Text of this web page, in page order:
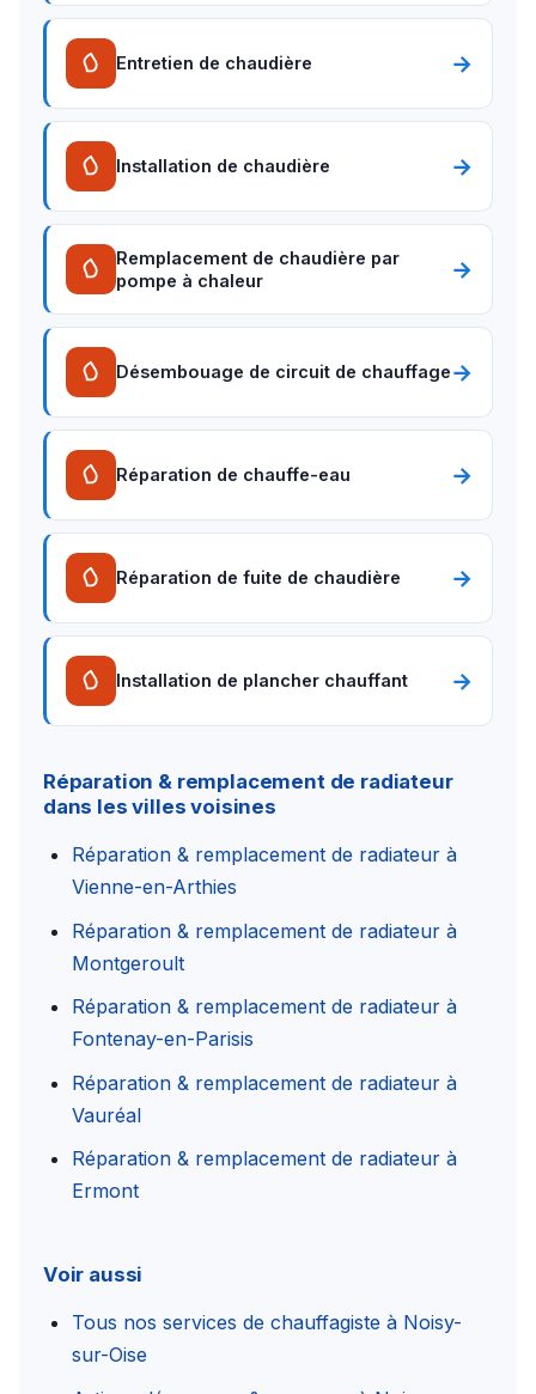
Entretien de chaudière →
Installation de chaudière →
Remplacement de chaudière par
pompe à chaleur
→
Désembouage de circuit de chauffage→
Réparation de chauffe-eau →
Réparation de fuite de chaudière →
Installation de plancher chauffant →
Réparation & remplacement de radiateur
dans les villes voisines
Réparation & remplacement de radiateur à
Vienne-en-Arthies
Réparation & remplacement de radiateur à
Montgeroult
Réparation & remplacement de radiateur à
Fontenay-en-Parisis
Réparation & remplacement de radiateur à
Vauréal
Réparation & remplacement de radiateur à
Ermont
Voir aussi
Tous nos services de chauffagiste à Noisy-
sur-Oise